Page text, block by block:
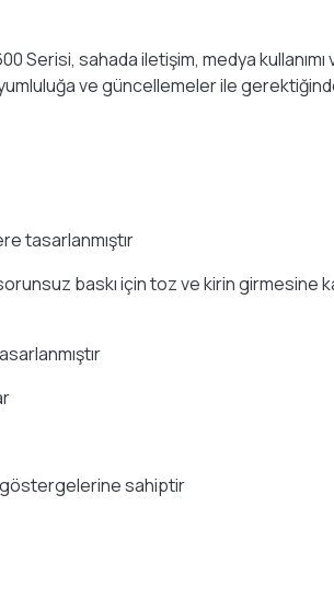
Serisi, sahada iletişim, medya kullanımı
ve güncellemeler ile
tasarlanmıştır
baskı için toz ve kirin girmesine
göstergelerine sahiptir